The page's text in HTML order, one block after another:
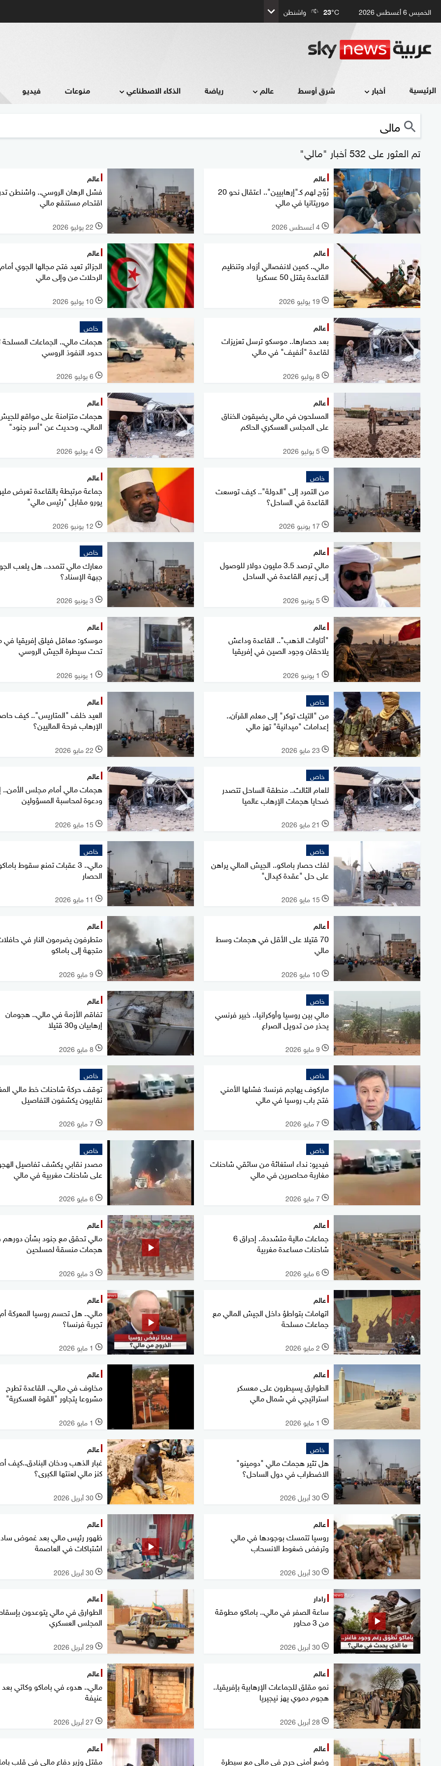
الخميس 6 أغسطس 2026 23°C واشنطن
الرئيسية أخبار شرق أوسط عالم رياضة الذكاء الاصطناعي منوعات فيديو
تم العثور على 532 أخبار "مالي"
عالم
رُوّج لهم كـ"إرهابيين".. اعتقال نحو 20
موريتانيا في مالي
l 4 أغسطس 2026
عالم
فشل الرهان الروسي.. واشنطن
اقتحام مستنقع مالي
l 22 يوليو 2026
عالم
مالي.. كمين لانفصالي أزواد وتنظيم
القاعدة يقتل 50 عسكريا
l 19 يوليو 2026
عالم
الجزائر تعيد فتح مجالها الجوي أمام
الرحلات من وإلى مالي
l 10 يوليو 2026
عالم
بعد حصارها.. ‏موسكو ترسل تعزيزات
لقاعدة "أنفيف" في مالي
l 8 يوليو 2026
خاص
هجمات مالي.. الجماعات المسلحة
حدود النفوذ الروسي
l 6 يوليو 2026
عالم
المسلحون في مالي يضيقون الخناق
على المجلس العسكري الحاكم
l 5 يوليو 2026
عالم
هجمات متزامنة على مواقع
المالي.. وحديث عن "أسر جنود"
l 4 يوليو 2026
خاص
من التمرد إلى "الدولة".. كيف توسعت
القاعدة في الساحل؟
l 17 يونيو 2026
عالم
جماعة مرتبطة بالقاعدة تعرض
يورو مقابل "رئيس مالي"
l 12 يونيو 2026
عالم
مالي ترصد 3.5 مليون دولار للوصول
إلى زعيم القاعدة في الساحل
l 5 يونيو 2026
خاص
معارك مالي تتمدد.. هل يلعب
جبهة الإسناد؟
l 3 يونيو 2026
عالم
"أتاوات الذهب".. القاعدة وداعش
يلاحقان وجود الصين في إفريقيا
l 1 يونيو 2026
عالم
موسكو: معاقل فيلق إفريقيا في
تحت سيطرة الجيش الروسي
l 1 يونيو 2026
خاص
من "التيك توكر" إلى معلم القرآن..
إعدامات "ميدانية" تهز مالي
l 23 مايو 2026
عالم
العيد خلف "المتاريس".. كيف
الإرهاب فرحة الماليين؟
l 22 مايو 2026
خاص
للعام الثالث.. منطقة الساحل تتصدر
ضحايا هجمات الإرهاب عالميا
l 21 مايو 2026
عالم
هجمات مالي أمام مجلس الأمن..
ودعوة لمحاسبة المسؤولين
l 15 مايو 2026
خاص
لفك حصار باماكو.. الجيش المالي يراهن
على حل "عقدة كيدال"
l 15 مايو 2026
خاص
مالي.. 3 عقبات تمنع سقوط
الحصار
l 11 مايو 2026
عالم
70 قتيلا على الأقل في هجمات وسط
مالي
l 10 مايو 2026
عالم
متطرفون يضرمون النار في
متجهة إلى باماكو
l 9 مايو 2026
خاص
مالي بين روسيا وأوكرانيا.. خبير فرنسي
يحذر من تدويل الصراع
l 9 مايو 2026
عالم
تفاقم الأزمة في مالي.. هجومان
إرهابيان و30 قتيلا
l 8 مايو 2026
خاص
ماركوف يهاجم فرنسا: فشلها الأمني
فتح باب روسيا في مالي
l 7 مايو 2026
خاص
توقف حركة شاحنات خط مالي
نقابيون يكشفون التفاصيل
l 7 مايو 2026
خاص
فيديو: نداء استغاثة من سائقي شاحنات
مغاربة محاصرين في مالي
l 7 مايو 2026
خاص
مصدر نقابي يكشف تفاصيل
على شاحنات مغربية في مالي
l 6 مايو 2026
عالم
جماعات مالية متشددة.. إحراق 6
شاحنات مساعدة مغربية
l 6 مايو 2026
عالم
مالي تحقق مع جنود بشأن
هجمات منسقة لمسلحين
l 3 مايو 2026
عالم
اتهامات بتواطؤ داخل الجيش المالي مع
جماعات مسلحة
l 2 مايو 2026
عالم
مالي.. هل تحسم روسيا المعركة أم
تجربة فرنسا؟
l 1 مايو 2026
عالم
الطوارق يسيطرون على معسكر
استراتيجي في شمال مالي
l 1 مايو 2026
عالم
مخاوف في مالي.. القاعدة تطرح
مشروعا يتجاور "القوة العسكرية"
l 1 مايو 2026
خاص
هل تثير هجمات مالي "دومينو"
الاضطراب في دول الساحل؟
l 30 أبريل 2026
عالم
غبار الذهب ودخان البنادق..كيف
كنز مالي لعنتها الكبرى؟
l 30 أبريل 2026
عالم
روسيا تتمسك بوجودها في مالي
وترفض ضغوط الانسحاب
l 30 أبريل 2026
عالم
ظهور رئيس مالي بعد غموض ساد
اشتباكات في العاصمة
l 30 أبريل 2026
رادار
ساعة الصفر في مالي.. باماكو مطوقة
من 3 محاور
l 30 أبريل 2026
عالم
الطوارق في مالي يتوعدون
المجلس العسكري
l 29 أبريل 2026
عالم
نمو مقلق للجماعات الإرهابية بإفريقيا..
هجوم دموي يهز نيجيريا
l 28 أبريل 2026
عالم
مالي.. هدوء في باماكو وكاتي بعد
عنيفة
l 27 أبريل 2026
عالم
وضع أمني حرج في مالي مع سيطرة
عالم
مقتل وزير دفاع مالي في قلب